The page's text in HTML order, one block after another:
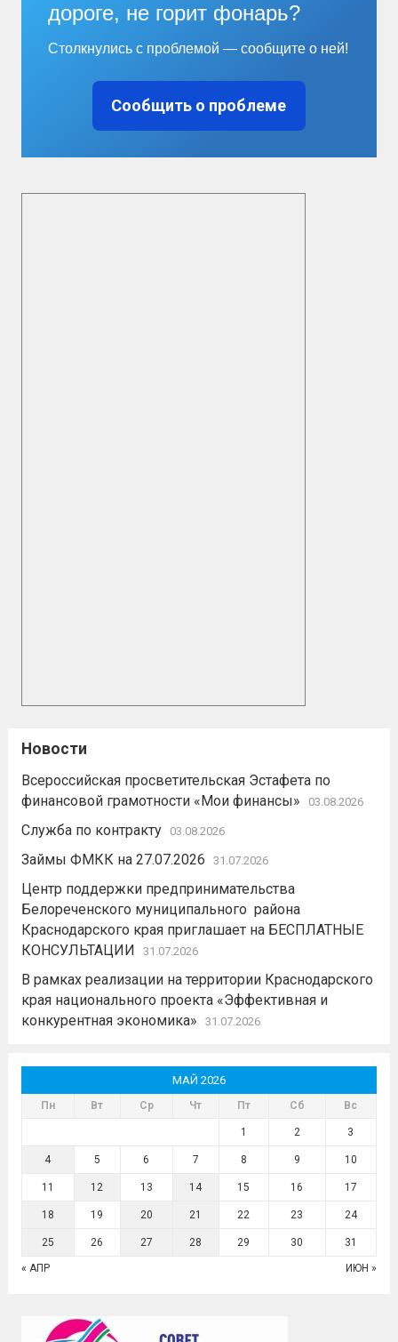
дороге, не горит фонарь?
Столкнулись с проблемой — сообщите о ней!
Сообщить о проблеме
Новости
Всероссийская просветительская Эстафета по
финансовой грамотности «Мои финансы»
03.08.2026
Служба по контракту 03.08.2026
Займы ФМКК на 27.07.2026 31.07.2026
Центр поддержки предпринимательства
Белореченского муниципального района
Краснодарского края приглашает на БЕСПЛАТНЫЕ
КОНСУЛЬТАЦИИ
31.07.2026
В рамках реализации на территории Краснодарского
края национального проекта «Эффективная и
конкурентная экономика»
31.07.2026
МАЙ 2026
Пн Вт Ср Чт Пт Сб Вс
1 2 3
4 5 6 7 8 9 10
11 12 13 14 15 16 17
18 19 20 21 22 23 24
25 26 27 28 29 30 31
« АПР ИЮН »